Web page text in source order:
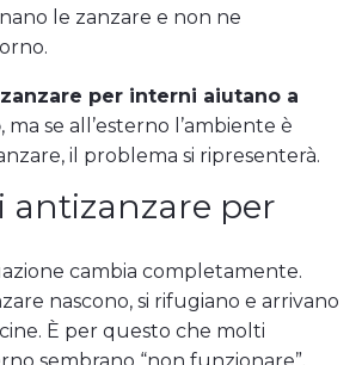
le zanzare e non ne
per interni aiutano a
, ma se all’esterno l’ambiente è
il problema si ripresenterà.
antizanzare per
cambia completamente.
nascono, si rifugiano e arrivano
È per questo che molti